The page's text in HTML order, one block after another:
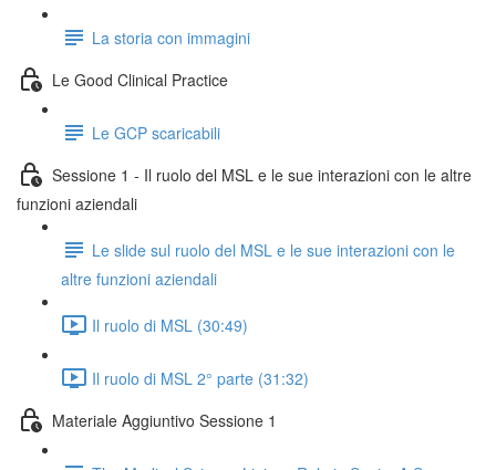
La storia con immagini
Le Good Clinical Practice
Le GCP scaricabili
Sessione 1 - Il ruolo del MSL e le sue interazioni con le altre
funzioni aziendali
Le slide sul ruolo del MSL e le sue interazioni con le
altre funzioni aziendali
Il ruolo di MSL (30:49)
Il ruolo di MSL 2° parte (31:32)
Materiale Aggiuntivo Sessione 1